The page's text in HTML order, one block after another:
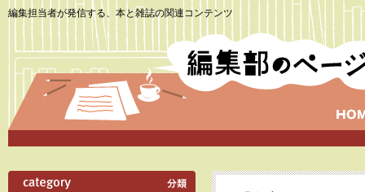
編集担当者が発信する、本と雑誌の関連コンテンツ